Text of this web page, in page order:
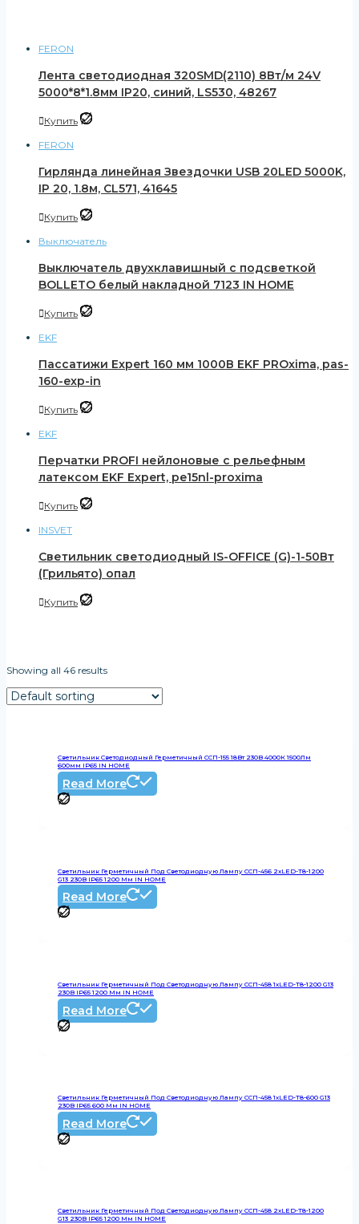
FERON
Лента светодиодная 320SMD(2110) 8Вт/м 24V
5000*8*1.8мм IP20, синий, LS530, 48267
Купить
FERON
Гирлянда линейная Звездочки USB 20LED 5000K,
IP 20, 1.8м, CL571, 41645
Купить
Выключатель
Выключатель двухклавишный с подсветкой
BOLLETO белый накладной 7123 IN HOME
Купить
EKF
Пассатижи Expert 160 мм 1000В EKF PROxima, pas-
160-exp-in
Купить
EKF
Перчатки PROFI нейлоновые с рельефным
латексом EKF Expert, pe15nl-proxima
Купить
INSVET
Светильник светодиодный IS-OFFICE (G)-1-50Вт
(Грильято) опал
Купить
Аварийные светильники
Фитосветильники(3)
Showing all 46 results
Cветильник Светодиодный Герметичный ССП-155 18Вт 230В 4000К 1500Лм
600мм IP65 IN HOME
Read More
Светильник Герметичный Под Светодиодную Лампу ССП-456 2xLED-Т8-1200
G13 230В IP65 1200 Мм IN HOME
Read More
Светильник Герметичный Под Светодиодную Лампу ССП-458 1xLED-Т8-1200 G13
230В IP65 1200 Мм IN HOME
Read More
Светильник Герметичный Под Светодиодную Лампу ССП-458 1xLED-Т8-600 G13
230В IP65 600 Мм IN HOME
Read More
Светильник Герметичный Под Светодиодную Лампу ССП-458 2xLED-Т8-1200
G13 230В IP65 1200 Мм IN HOME